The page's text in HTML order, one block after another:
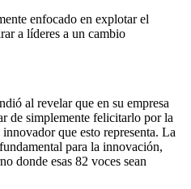
enfocado en explotar el
a líderes a un cambio
al revelar que en su empresa
de simplemente felicitarlo por la
que esto representa. La
para la innovación,
donde esas 82 voces sean